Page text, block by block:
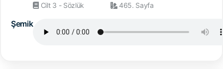
Şemik
Cilt 3 - Sözlük 465. Sayfa